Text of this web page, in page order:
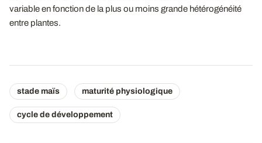
variable en fonction de la plus ou moins grande hétérogénéité
entre plantes.
stade maïs maturité physiologique
cycle de développement